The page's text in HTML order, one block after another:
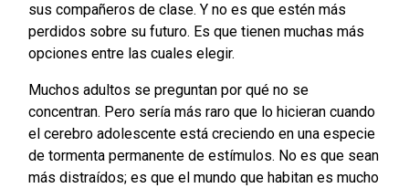
sus compañeros de clase. Y no es que estén más
perdidos sobre su futuro. Es que tienen muchas más
opciones entre las cuales elegir.
Muchos adultos se preguntan por qué no se
concentran. Pero sería más raro que lo hicieran cuando
el cerebro adolescente está creciendo en una especie
de tormenta permanente de estímulos. No es que sean
más distraídos; es que el mundo que habitan es mucho